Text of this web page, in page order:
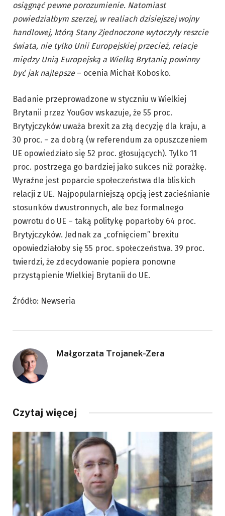
osiągnąć pewne porozumienie. Natomiast
powiedziałbym szerzej, w realiach dzisiejszej wojny
handlowej, którą Stany Zjednoczone wytoczyły reszcie
świata, nie tylko Unii Europejskiej przecież, relacje
między Unią Europejską a Wielką Brytanią powinny
być jak najlepsze – ocenia Michał Kobosko.
Badanie przeprowadzone w styczniu w Wielkiej
Brytanii przez YouGov wskazuje, że 55 proc.
Brytyjczyków uważa brexit za złą decyzję dla kraju, a
30 proc. – za dobrą (w referendum za opuszczeniem
UE opowiedziało się 52 proc. głosujących). Tylko 11
proc. postrzega go bardziej jako sukces niż porażkę.
Wyraźne jest poparcie społeczeństwa dla bliskich
relacji z UE. Najpopularniejszą opcją jest zacieśnianie
stosunków dwustronnych, ale bez formalnego
powrotu do UE – taką politykę poparłoby 64 proc.
Brytyjczyków. Jednak za „cofnięciem” brexitu
opowiedziałoby się 55 proc. społeczeństwa. 39 proc.
twierdzi, że zdecydowanie popiera ponowne
przystąpienie Wielkiej Brytanii do UE.
Źródło: Newseria
Małgorzata Trojanek-Zera
Czytaj więcej